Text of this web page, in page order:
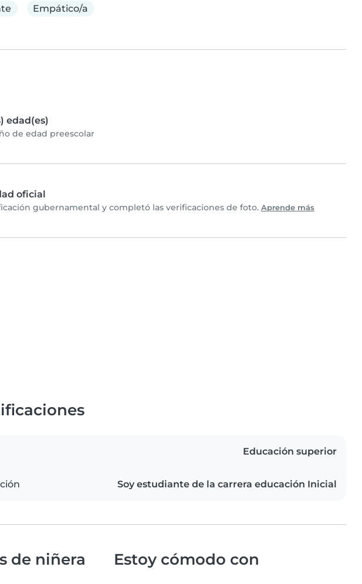
Empático/a
edad(es)
de edad preescolar
oficial
gubernamental y completó las verificaciones de foto. Aprende más
Educación superior
Soy estudiante de la carrera educación Inicial
de niñera Estoy cómodo con